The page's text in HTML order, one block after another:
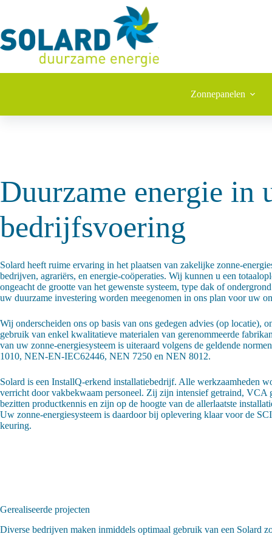
de
inhoud
Zonnepanelen
Duurzame energie in
bedrijfsvoering
Solard heeft ruime ervaring in het plaatsen van zakelijke zonne-
bedrijven, agrariërs, en energie-coöperaties. Wij kunnen u een
ongeacht de grootte van het gewenste systeem, type dak of
uw duurzame investering worden meegenomen in ons plan voor uw
Wij onderscheiden ons op basis van ons gedegen advies (op locatie),
gebruik van enkel kwalitatieve materialen van gerenommeerde
van uw zonne-energiesysteem is uiteraard volgens de geldende
1010, NEN-EN-IEC62446, NEN 7250 en NEN 8012.
Solard is een InstallQ-erkend installatiebedrijf. Alle werkzaamheden
verricht door vakbekwaam personeel. Zij zijn intensief getraind, VCA
bezitten productkennis en zijn op de hoogte van de allerlaatste
Uw zonne-energiesysteem is daardoor bij oplevering klaar voor de
keuring.
Gerealiseerde projecten
Diverse bedrijven maken inmiddels optimaal gebruik van een Solard